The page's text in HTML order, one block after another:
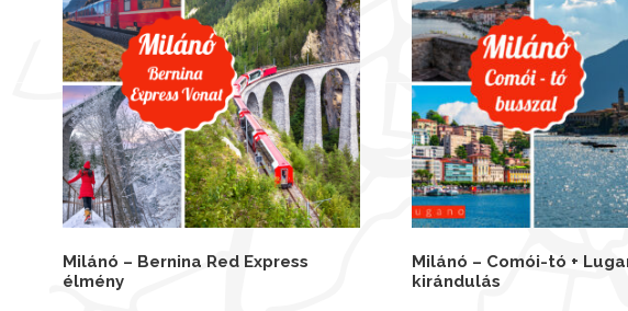
Milánó – Bernina Red Express
élmény
Milánó – Comói-tó +
kirándulás